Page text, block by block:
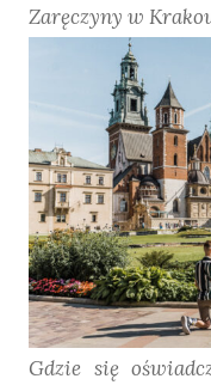
Zaręczyny w
Gdzie się